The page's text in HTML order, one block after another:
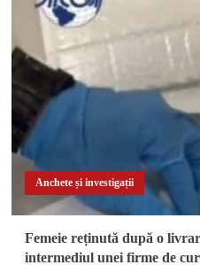
ISTORICĂ
la
Pietroasele:
lansează
„Buzău
Zdub,
Amna
și
cu
Garda
Anchete și investigații
Femeie reținută după o
intermediul unei firme de